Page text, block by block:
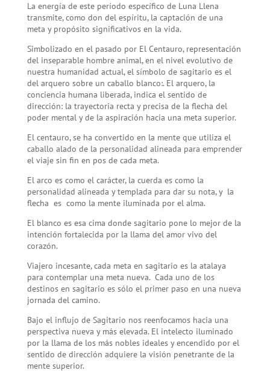
La energía de este período específico de Luna Llena
transmite, como don del espíritu, la captación de una
meta y propósito significativos en la vida.
Simbolizado en el pasado por El Centauro, representación
del inseparable hombre animal, en el nivel evolutivo de
nuestra humanidad actual, el símbolo de sagitario es el
del arquero sobre un caballo blanco:. El arquero, la
conciencia humana liberada, indica el sentido de
dirección: la trayectoria recta y precisa de la flecha del
poder mental y de la aspiración hacia una meta superior.
El centauro, se ha convertido en la mente que utiliza el
caballo alado de la personalidad alineada para emprender
el viaje sin fin en pos de cada meta.
El arco es como el carácter, la cuerda es como la
personalidad alineada y templada para dar su nota, y la
flecha es como la mente iluminada por el alma.
El blanco es esa cima donde sagitario pone lo mejor de la
intención fortalecida por la llama del amor vivo del
corazón.
Viajero incesante, cada meta en sagitario es la atalaya
para contemplar una meta nueva. Cada uno de los
destinos en sagitario es sólo el primer paso en una nueva
jornada del camino.
Bajo el influjo de Sagitario nos reenfocamos hacia una
perspectiva nueva y más elevada. El intelecto iluminado
por la llama de los más nobles ideales y encendido por el
sentido de dirección adquiere la visión penetrante de la
mente superior.